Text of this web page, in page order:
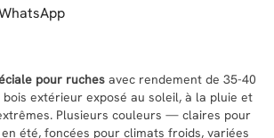
pour ruches avec rendement de 35-40
bois extérieur exposé au soleil, à la pluie et
Plusieurs couleurs — claires pour
été, foncées pour climats froids, variées